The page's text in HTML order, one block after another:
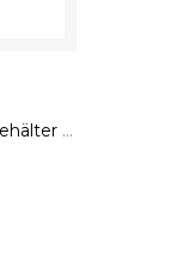
Ausgleichsbehälter Kühlmittel Behälter Mercedes Benz C-Klasse W204 A2045000049